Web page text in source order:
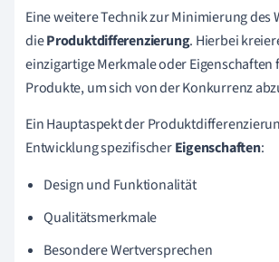
Eine weitere Technik zur Minimierung des
dieProduktdifferenzierung. Hierbei
einzigartige Merkmale oder Eigenschaften
Produkte, um sich von der Konkurrenz
Ein Hauptaspekt der
Entwicklung spezifischerEigenschaften:
Design und Funktionalität
Qualitätsmerkmale
Besondere Wertversprechen